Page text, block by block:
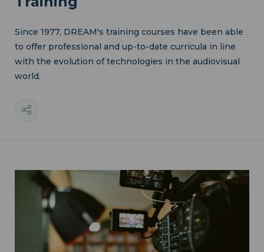
Since 1977, DREAM's training courses have been able
to offer professional and up-to-date curricula in line
with the evolution of technologies in the audiovisual
world.